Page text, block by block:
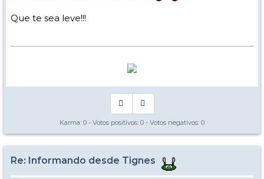
Que te sea leve!!!
Karma: 0 - Votos positivos: 0 - Votos negativos: 0
Re: Informando desde Tignes